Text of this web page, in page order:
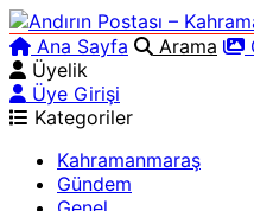
Ana Sayfa Arama
Üyelik
Üye Girişi
Kategoriler
Kahramanmaraş
Gündem